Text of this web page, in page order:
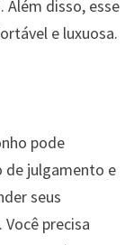
disso, esse
e luxuosa.
pode
de julgamento e
seus
precisa